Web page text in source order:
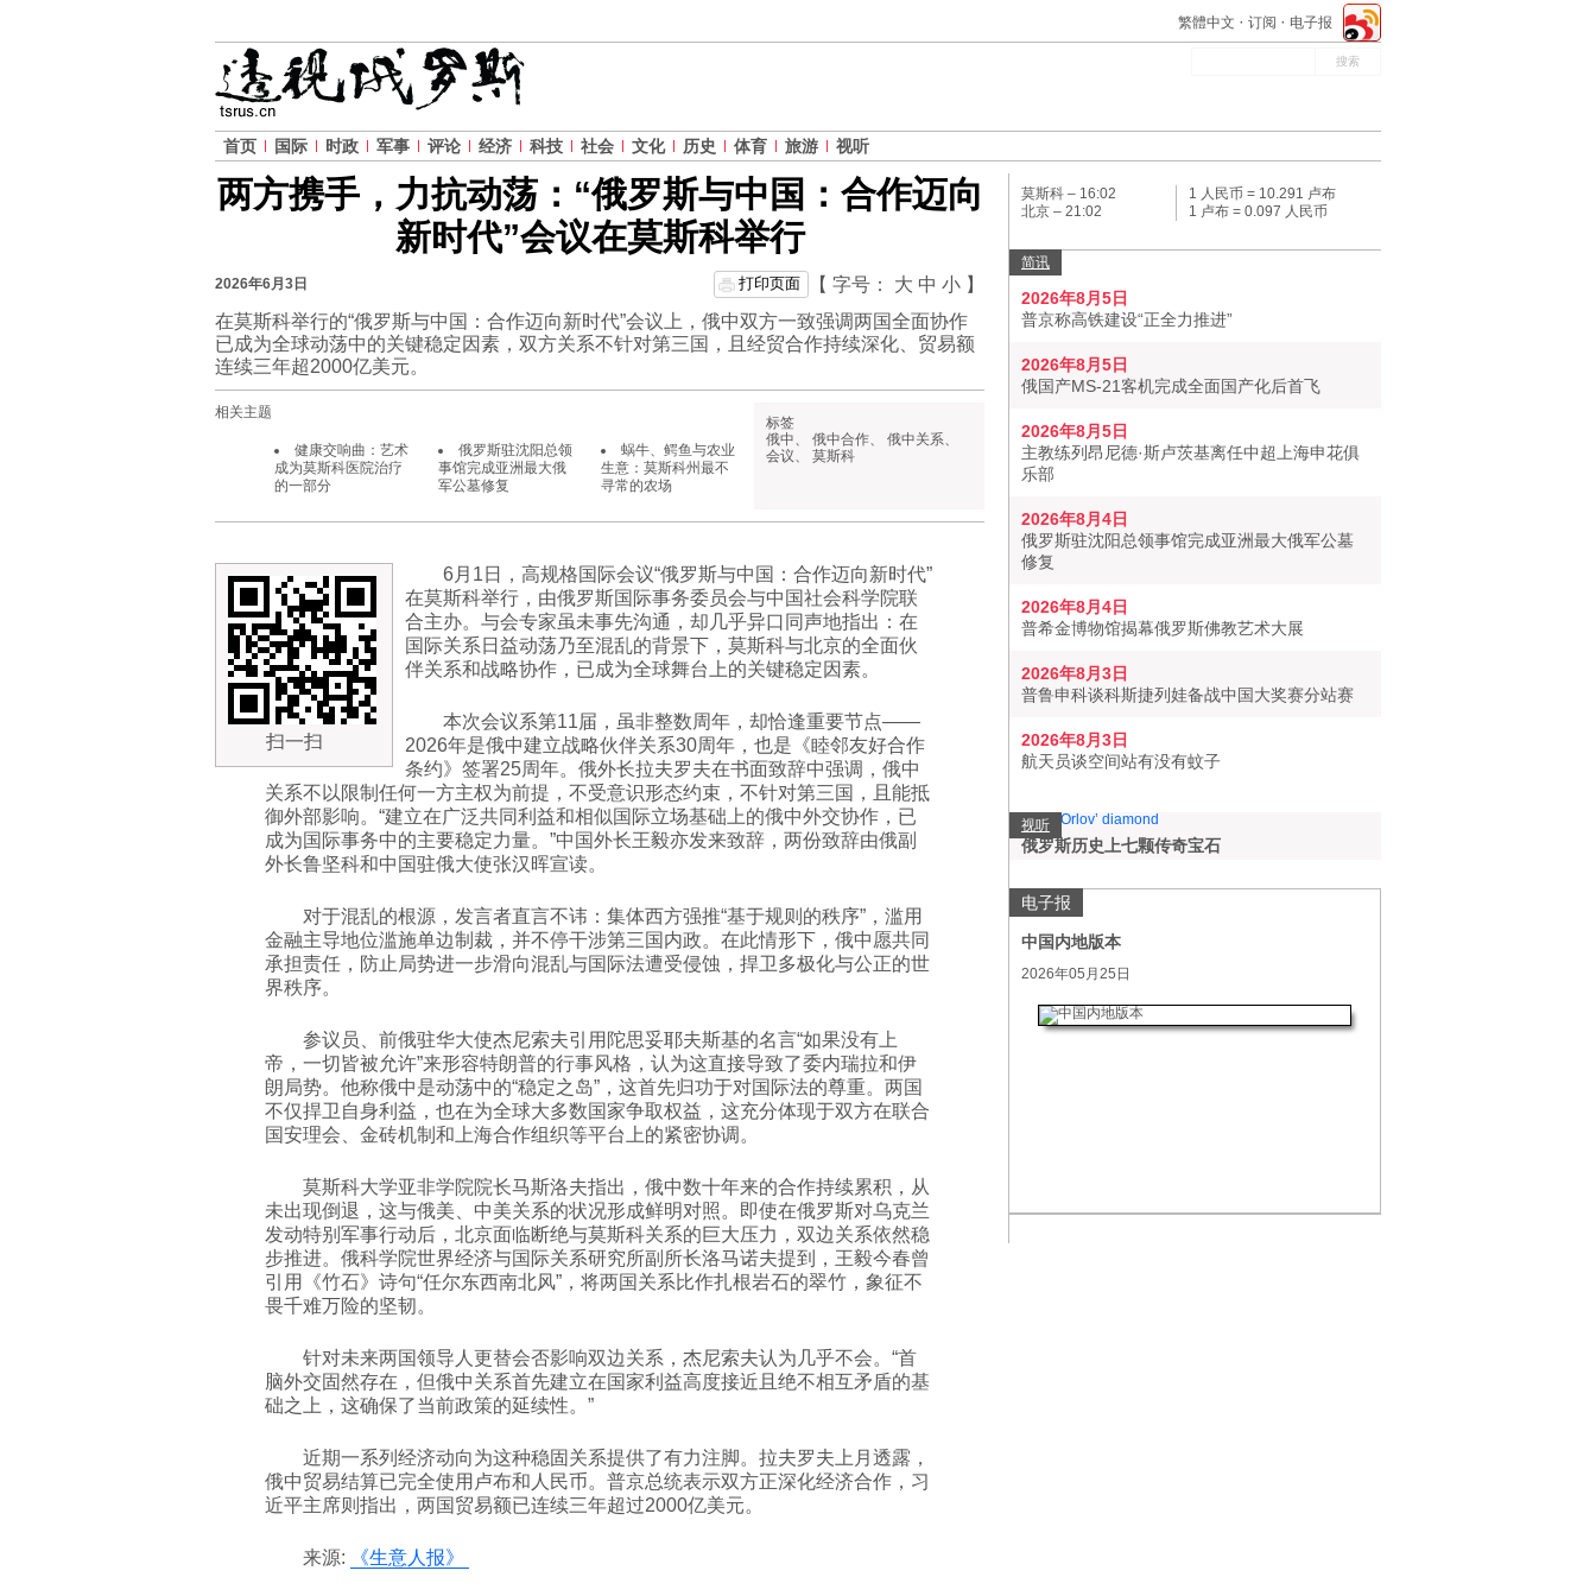
繁體中文 订阅 电子报
首页 国际 时政 军事 评论 经济 科技 社会 文化 历史 体育 旅游 视听
两方携手，力抗动荡：“俄罗斯与中国：合作迈向
新时代”会议在莫斯科举行
2026年6月3日 【 字号： 大 中 小 】
打印页面
在莫斯科举行的“俄罗斯与中国：合作迈向新时代”会议上，俄中双方一致强调两国全面协作
已成为全球动荡中的关键稳定因素，双方关系不针对第三国，且经贸合作持续深化、贸易额
连续三年超2000亿美元。
相关主题
健康交响曲：艺术
成为莫斯科医院治疗
的一部分
俄罗斯驻沈阳总领
事馆完成亚洲最大俄
军公墓修复
蜗牛、鳄鱼与农业
生意：莫斯科州最不
寻常的农场
标签
俄中、 俄中合作、 俄中关系、
会议、 莫斯科
扫一扫
6月1日，高规格国际会议“俄罗斯与中国：合作迈向新时代”
在莫斯科举行，由俄罗斯国际事务委员会与中国社会科学院联
合主办。与会专家虽未事先沟通，却几乎异口同声地指出：在
国际关系日益动荡乃至混乱的背景下，莫斯科与北京的全面伙
伴关系和战略协作，已成为全球舞台上的关键稳定因素。
本次会议系第11届，虽非整数周年，却恰逢重要节点——
2026年是俄中建立战略伙伴关系30周年，也是《睦邻友好合作
条约》签署25周年。俄外长拉夫罗夫在书面致辞中强调，俄中
关系不以限制任何一方主权为前提，不受意识形态约束，不针对第三国，且能抵
御外部影响。“建立在广泛共同利益和相似国际立场基础上的俄中外交协作，已
成为国际事务中的主要稳定力量。”中国外长王毅亦发来致辞，两份致辞由俄副
外长鲁坚科和中国驻俄大使张汉晖宣读。
对于混乱的根源，发言者直言不讳：集体西方强推“基于规则的秩序”，滥用
金融主导地位滥施单边制裁，并不停干涉第三国内政。在此情形下，俄中愿共同
承担责任，防止局势进一步滑向混乱与国际法遭受侵蚀，捍卫多极化与公正的世
界秩序。
参议员、前俄驻华大使杰尼索夫引用陀思妥耶夫斯基的名言“如果没有上
帝，一切皆被允许”来形容特朗普的行事风格，认为这直接导致了委内瑞拉和伊
朗局势。他称俄中是动荡中的“稳定之岛”，这首先归功于对国际法的尊重。两国
不仅捍卫自身利益，也在为全球大多数国家争取权益，这充分体现于双方在联合
国安理会、金砖机制和上海合作组织等平台上的紧密协调。
莫斯科大学亚非学院院长马斯洛夫指出，俄中数十年来的合作持续累积，从
未出现倒退，这与俄美、中美关系的状况形成鲜明对照。即使在俄罗斯对乌克兰
发动特别军事行动后，北京面临断绝与莫斯科关系的巨大压力，双边关系依然稳
步推进。俄科学院世界经济与国际关系研究所副所长洛马诺夫提到，王毅今春曾
引用《竹石》诗句“任尔东西南北风”，将两国关系比作扎根岩石的翠竹，象征不
畏千难万险的坚韧。
针对未来两国领导人更替会否影响双边关系，杰尼索夫认为几乎不会。“首
脑外交固然存在，但俄中关系首先建立在国家利益高度接近且绝不相互矛盾的基
础之上，这确保了当前政策的延续性。”
近期一系列经济动向为这种稳固关系提供了有力注脚。拉夫罗夫上月透露，
俄中贸易结算已完全使用卢布和人民币。普京总统表示双方正深化经济合作，习
近平主席则指出，两国贸易额已连续三年超过2000亿美元。
来源: 《生意人报》
莫斯科 – 16:02
北京 – 21:02
1 人民币 = 10.291 卢布
1 卢布 = 0.097 人民币
简讯
2026年8月5日
普京称高铁建设“正全力推进”
2026年8月5日
俄国产MS-21客机完成全面国产化后首飞
2026年8月5日
主教练列昂尼德·斯卢茨基离任中超上海申花俱
乐部
2026年8月4日
俄罗斯驻沈阳总领事馆完成亚洲最大俄军公墓
修复
2026年8月4日
普希金博物馆揭幕俄罗斯佛教艺术大展
2026年8月3日
普鲁申科谈科斯捷列娃备战中国大奖赛分站赛
2026年8月3日
航天员谈空间站有没有蚊子
视听
俄罗斯历史上七颗传奇宝石
电子报
中国内地版本
2026年05月25日